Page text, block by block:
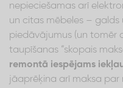
nepieciešamas arī
un citas mēbeles – galds
piedāvājumus (un tomēr
taupīšanas “skopais
remontā iespējams
jāaprēķina arī maksa par